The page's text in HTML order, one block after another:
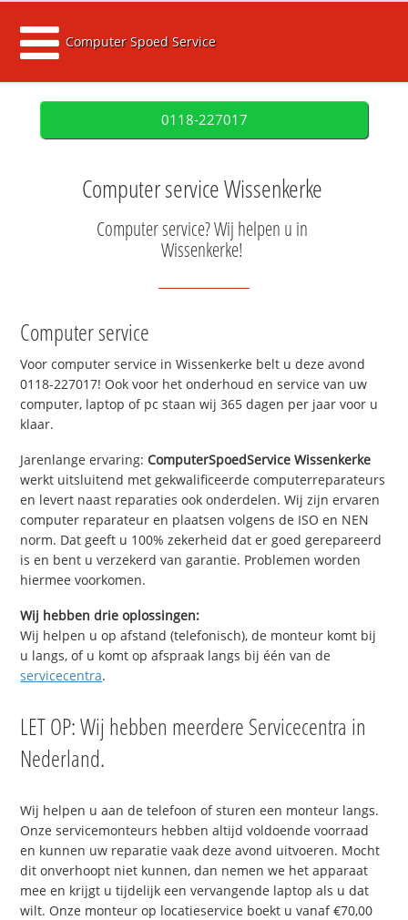
Computer Spoed Service
0118-227017
Computer service Wissenkerke
Computer service? Wij helpen u in
Wissenkerke!
Computer service
Voor computer service in Wissenkerke belt u deze avond
0118-227017! Ook voor het onderhoud en service van uw
computer, laptop of pc staan wij 365 dagen per jaar voor u
klaar.
Jarenlange ervaring:ComputerSpoedService Wissenkerke
werkt uitsluitend met gekwalificeerde computerreparateurs
en levert naast reparaties ook onderdelen. Wij zijn ervaren
computer reparateur en plaatsen volgens de ISO en NEN
norm. Dat geeft u 100% zekerheid dat er goed gerepareerd
is en bent u verzekerd van garantie. Problemen worden
hiermee voorkomen.
Wij hebben drie oplossingen:
Wij helpen u op afstand (telefonisch), de monteur komt bij
u langs, of u komt op afspraak langs bij één van de
servicecentra.
LET OP: Wij hebben meerdere Servicecentra in
Nederland.
Wij helpen u aan de telefoon of sturen een monteur langs.
Onze servicemonteurs hebben altijd voldoende voorraad
en kunnen uw reparatie vaak deze avond uitvoeren. Mocht
dit onverhoopt niet kunnen, dan nemen we het apparaat
mee en krijgt u tijdelijk een vervangende laptop als u dat
wilt. Onze monteur op locatieservice boekt u vanaf €70,00